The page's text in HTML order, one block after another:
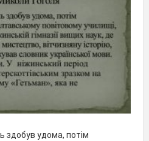
здобув удома, потім